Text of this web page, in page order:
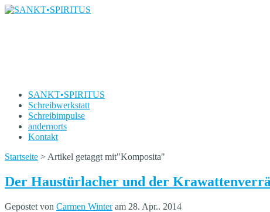
SANKT•SPIRITUS
Schreibwerkstatt
Schreibimpulse
andernorts
Kontakt
Startseite > Artikel getaggt mit"Komposita"
Der Haustürlacher und der
Gepostet von Carmen Winteram 28. Apr.. 2014